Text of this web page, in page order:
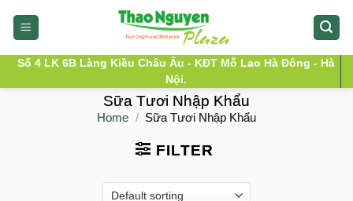
Số 4 LK 6B Làng Kiều Châu Âu - KĐT Mỗ Lao Hà Đông - Hà
Nội.
Sữa Tươi Nhập Khẩu
Home / Sữa Tươi Nhập Khẩu
FILTER